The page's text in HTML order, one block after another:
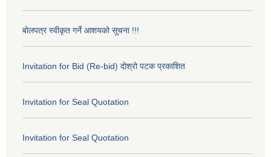
बोलपत्र स्वीकृत गर्ने आशयको सूचना !!!
Invitation for Bid (Re-bid) दोश्रो पटक प्रकाशित
Invitation for Seal Quotation
Invitation for Seal Quotation